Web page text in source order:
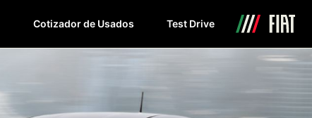
Cotizador de Usados Test Drive